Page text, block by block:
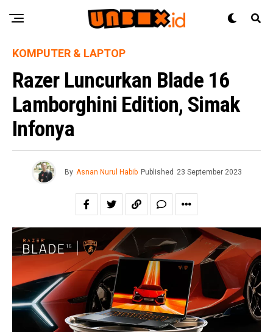
KOMPUTER & LAPTOP
Razer Luncurkan Blade 16
Lamborghini Edition, Simak
Infonya
By Asnan Nurul Habib Published 23 September 2023